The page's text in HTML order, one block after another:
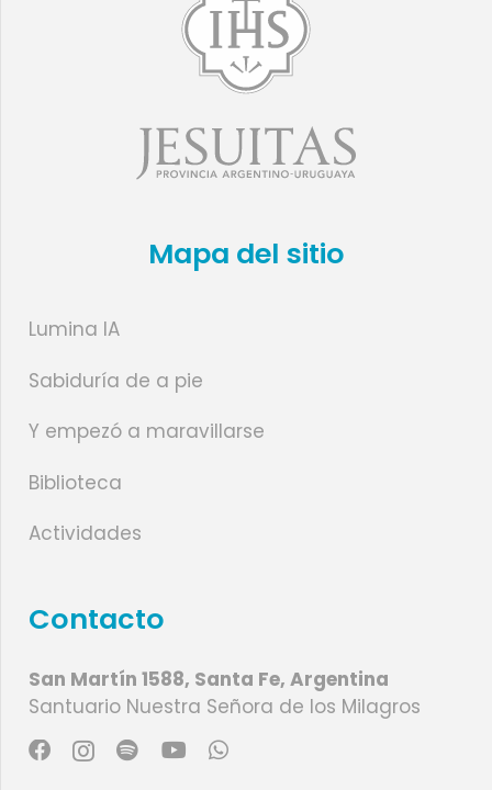
Mapa del sitio
Lumina IA
Sabiduría de a pie
Y empezó a maravillarse
Biblioteca
Actividades
Contacto
San Martín 1588, Santa Fe, Argentina
Santuario Nuestra Señora de los Milagros